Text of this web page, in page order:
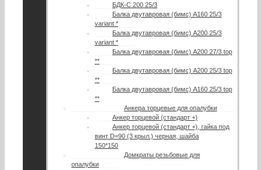
БДК-С 200 25/3
Балка двутавровая (бимс) А160 25/3
variant *
Балка двутавровая (бимс) А200 25/3
variant *
Балка двутавровая (бимс) А200 27/3 top
**
Балка двутавровая (бимс) A200 25/3 top
**
Балка двутавровая (бимс) A160 25/3 top
**
Анкера торцевые для опалубки
Анкер торцевой (стандарт +)
Анкер торцевой (стандарт +), гайка под
винт D=90 (3 крыл.) черная, шайба
150*150
Домкраты резьбовые для
опалубки